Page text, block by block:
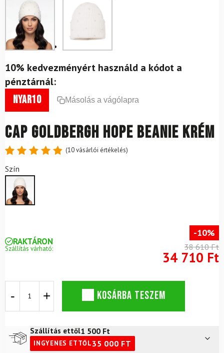
10% kedvezményért használd a kódot a
pénztárnál:
nyar10 Másolás a vágólapra
Cap GOLDBERGH Hope Beanie krém
4.9
ből,
értékelés
alapján
(10vásárlói értékelés)
Szín
RAKTÁRON
Szállítás várható:
-10%
38 610 Ft
34 710 Ft
GOLDBERGH
mennyiség
KOSÁRBA TESZEM
Szállítás ettől1 500 Ft
INGYENES ETTŐL35 000 FT